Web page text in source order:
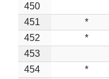
450
451
*
452
*
453
454
*